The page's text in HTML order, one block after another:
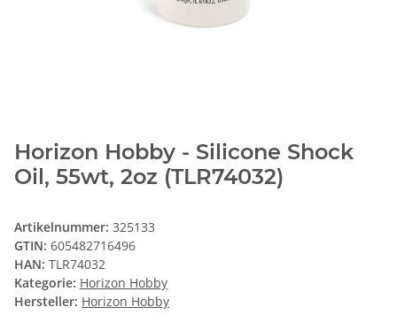
Horizon Hobby - Silicone Shock
Oil, 55wt, 2oz (TLR74032)
Artikelnummer: 325133
GTIN: 605482716496
HAN: TLR74032
Kategorie: Horizon Hobby
Hersteller: Horizon Hobby